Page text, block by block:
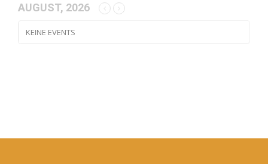
AUGUST, 2026
KEINE EVENTS